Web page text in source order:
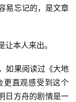
易忘记的，是文章
本人来出。
如果阅读过《大地
更直观感受到这个
日方舟的剧情是一